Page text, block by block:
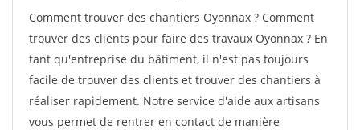
Comment trouver des chantiers Oyonnax ? Comment
trouver des clients pour faire des travaux Oyonnax ? En
tant qu'entreprise du bâtiment, il n'est pas toujours
facile de trouver des clients et trouver des chantiers à
réaliser rapidement. Notre service d'aide aux artisans
vous permet de rentrer en contact de manière